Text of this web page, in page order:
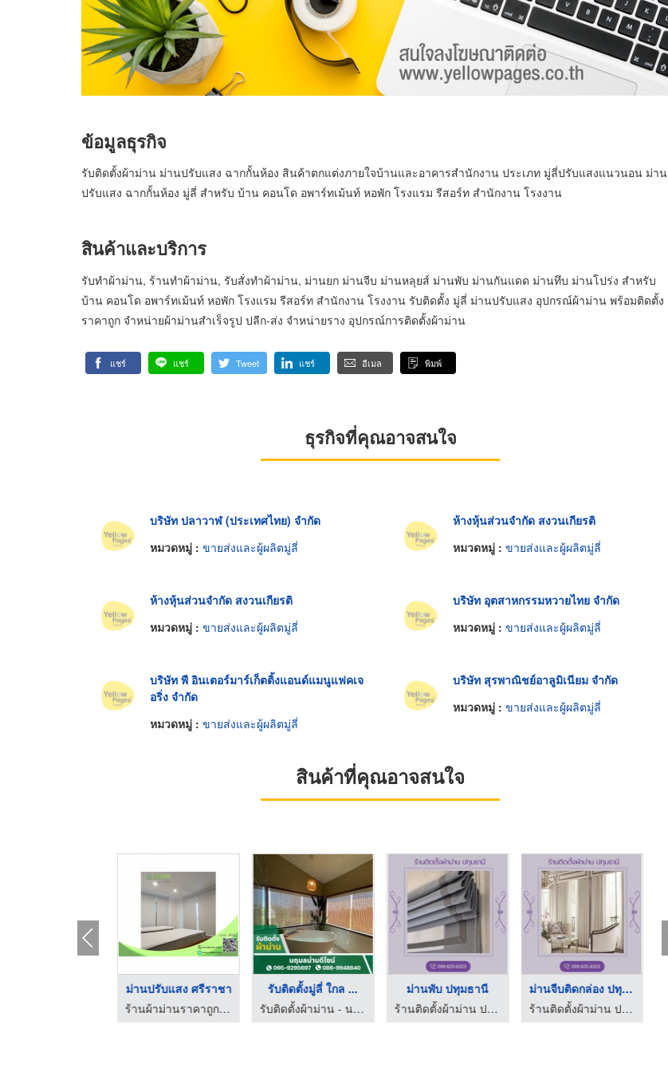
ข้อมูลธุรกิจ
รับติดตั้งผ้าม่าน ม่านปรับแสง ฉากกั้นห้อง สินค้าตกแต่งภายใจบ้านและอาคารสำนักงาน ประเภท มู่ลี่ปรับแสงแนวนอน ม่าน
ปรับแสง ฉากกั้นห้อง มู่ลี่ สำหรับ บ้าน คอนโด อพาร์ทเม้นท์ หอพัก โรงแรม รีสอร์ท สำนักงาน โรงงาน
สินค้าและบริการ
รับทำผ้าม่าน, ร้านทำผ้าม่าน, รับสั่งทำผ้าม่าน, ม่านยก ม่านจีบ ม่านหลุยส์ ม่านพับ ม่านกันแดด ม่านทึบ ม่านโปร่ง สำหรับ
บ้าน คอนโด อพาร์ทเม้นท์ หอพัก โรงแรม รีสอร์ท สำนักงาน โรงงาน รับติดตั้ง มู่ลี่ ม่านปรับแสง อุปกรณ์ผ้าม่าน พร้อมติดตั้ง
ราคาถูก จำหน่ายผ้าม่านสำเร็จรูป ปลีก-ส่ง จำหน่ายราง อุปกรณ์การติดตั้งผ้าม่าน
แชร์ แชร์ Tweet แชร์ อีเมล พิมพ์
ธุรกิจที่คุณอาจสนใจ
บริษัท ปลาวาฬ (ประเทศไทย) จำกัด
หมวดหมู่ : ขายส่งและผู้ผลิตมู่ลี่
ห้างหุ้นส่วนจำกัด สงวนเกียรติ
หมวดหมู่ : ขายส่งและผู้ผลิตมู่ลี่
ห้างหุ้นส่วนจำกัด สงวนเกียรติ
หมวดหมู่ : ขายส่งและผู้ผลิตมู่ลี่
บริษัท อุตสาหกรรมหวายไทย จำกัด
หมวดหมู่ : ขายส่งและผู้ผลิตมู่ลี่
บริษัท พี อินเตอร์มาร์เก็ตติ้งแอนด์แมนูแฟคเจ
อริ่ง จำกัด
หมวดหมู่ : ขายส่งและผู้ผลิตมู่ลี่
บริษัท สุรพาณิชย์อาลูมิเนียม จำกัด
หมวดหมู่ : ขายส่งและผู้ผลิตมู่ลี่
สินค้าที่คุณอาจสนใจ
ม่านปรับแสง ศรีราชา
ร้านผ้าม่านราคาถูก ศรีราชา
รับติดตั้งมู่ลี่ ใกล ...
รับติดตั้งผ้าม่าน - นฤมลม่านดีไซน์
ม่านพับ ปทุมธานี
ร้านติดตั้งผ้าม่าน ปทุมธานี
ม่านจีบติดกล่อง ปทุม ...
ร้านติดตั้งผ้าม่าน ปทุมธานี